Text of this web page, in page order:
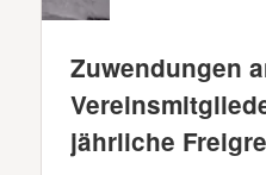
Zuwendungen
jährliche